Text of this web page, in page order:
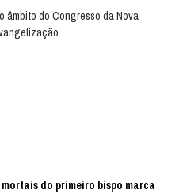
âmbito do Congresso da Nova
do primeiro bispo marca